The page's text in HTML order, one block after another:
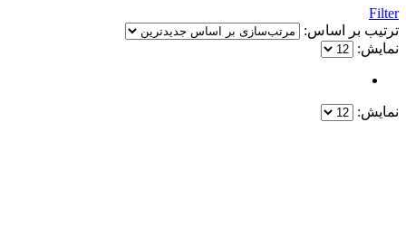
Filter
ترتیب بر اساس:
نمایش:
نمایش: